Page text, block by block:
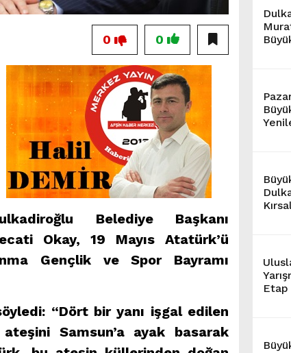
0
0
Belediye Başkanı
Okay, 19 Mayıs Atatürk’ü
Gençlik ve Spor Bayramı
“Dört bir yanı işgal edilen
Samsun’a ayak basarak